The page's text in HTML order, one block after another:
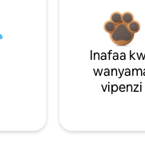
Inafaa
vipenzi